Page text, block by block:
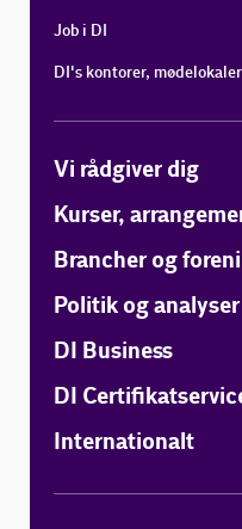
Job i DI
DI's kontorer,
Vi rådgiver dig
Kurser,
Brancher og
Politik og analyser
DI Business
DI
Internationalt